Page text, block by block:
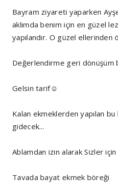
Bayram ziyareti yaparken
aklımda benim için en güzel
yapılandır. O güzel ellerinden
Değerlendirme geri dönüşüm
Gelsin tarif☺️
Kalan ekmeklerden yapılan
gidecek...
Ablamdan izin alarak Sizler
Tavada bayat ekmek böreği